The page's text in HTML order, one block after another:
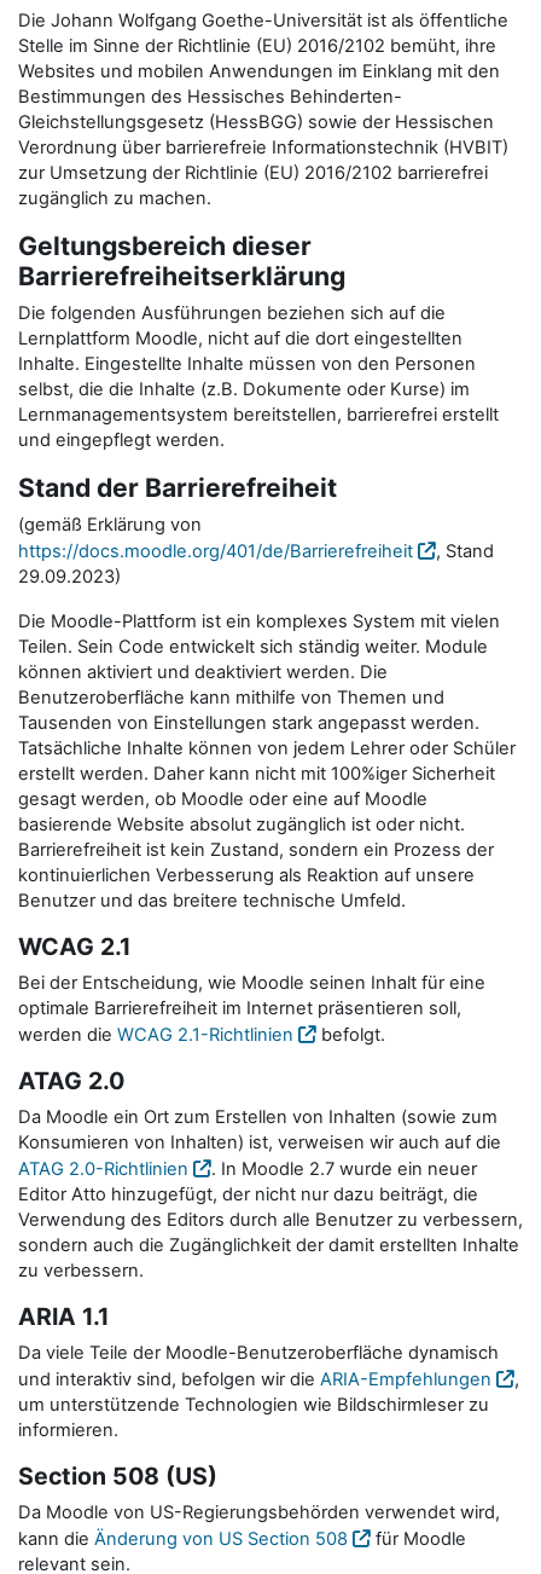
Die Johann Wolfgang Goethe-Universität ist als öffentliche
Stelle im Sinne der Richtlinie (EU) 2016/2102 bemüht, ihre
Websites und mobilen Anwendungen im Einklang mit den
Bestimmungen des Hessisches Behinderten-
Gleichstellungsgesetz (HessBGG) sowie der Hessischen
Verordnung über barrierefreie Informationstechnik (HVBIT)
zur Umsetzung der Richtlinie (EU) 2016/2102 barrierefrei
zugänglich zu machen.
Geltungsbereich dieser
Barrierefreiheitserklärung
Die folgenden Ausführungen beziehen sich auf die
Lernplattform Moodle, nicht auf die dort eingestellten
Inhalte. Eingestellte Inhalte müssen von den Personen
selbst, die die Inhalte (z.B. Dokumente oder Kurse) im
Lernmanagementsystem bereitstellen, barrierefrei erstellt
und eingepflegt werden.
Stand der Barrierefreiheit
(gemäß Erklärung von
https://docs.moodle.org/401/de/Barrierefreiheit
, Stand
29.09.2023)
Die Moodle-Plattform ist ein komplexes System mit vielen
Teilen. Sein Code entwickelt sich ständig weiter. Module
können aktiviert und deaktiviert werden. Die
Benutzeroberfläche kann mithilfe von Themen und
Tausenden von Einstellungen stark angepasst werden.
Tatsächliche Inhalte können von jedem Lehrer oder Schüler
erstellt werden. Daher kann nicht mit 100%iger Sicherheit
gesagt werden, ob Moodle oder eine auf Moodle
basierende Website absolut zugänglich ist oder nicht.
Barrierefreiheit ist kein Zustand, sondern ein Prozess der
kontinuierlichen Verbesserung als Reaktion auf unsere
Benutzer und das breitere technische Umfeld.
WCAG 2.1
Bei der Entscheidung, wie Moodle seinen Inhalt für eine
optimale Barrierefreiheit im Internet präsentieren soll,
werden die WCAG 2.1-Richtlinien befolgt.
ATAG 2.0
Da Moodle ein Ort zum Erstellen von Inhalten (sowie zum
Konsumieren von Inhalten) ist, verweisen wir auch auf die
ATAG 2.0-Richtlinien
. In Moodle 2.7 wurde ein neuer
Editor Atto hinzugefügt, der nicht nur dazu beiträgt, die
Verwendung des Editors durch alle Benutzer zu verbessern,
sondern auch die Zugänglichkeit der damit erstellten Inhalte
zu verbessern.
ARIA 1.1
Da viele Teile der Moodle-Benutzeroberfläche dynamisch
und interaktiv sind, befolgen wir die ARIA-Empfehlungen
,
um unterstützende Technologien wie Bildschirmleser zu
informieren.
Section 508 (US)
Da Moodle von US-Regierungsbehörden verwendet wird,
kann die Änderung von US Section 508
für Moodle
relevant sein.